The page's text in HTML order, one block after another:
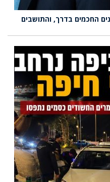
החכמים בדרך, והתושבים